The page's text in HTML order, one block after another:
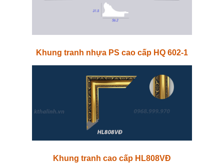
Khung tranh nhựa PS cao cấp HQ 602-1
Khung tranh cao cấp HL808VĐ